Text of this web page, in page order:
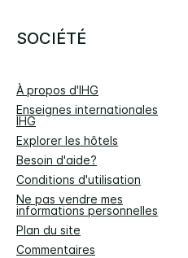
SOCIÉTÉ
À propos d'IHG
Enseignes internationales
IHG
Explorer les hôtels
Besoin d'aide?
Conditions d'utilisation
Ne pas vendre mes
informations personnelles
Plan du site
Commentaires